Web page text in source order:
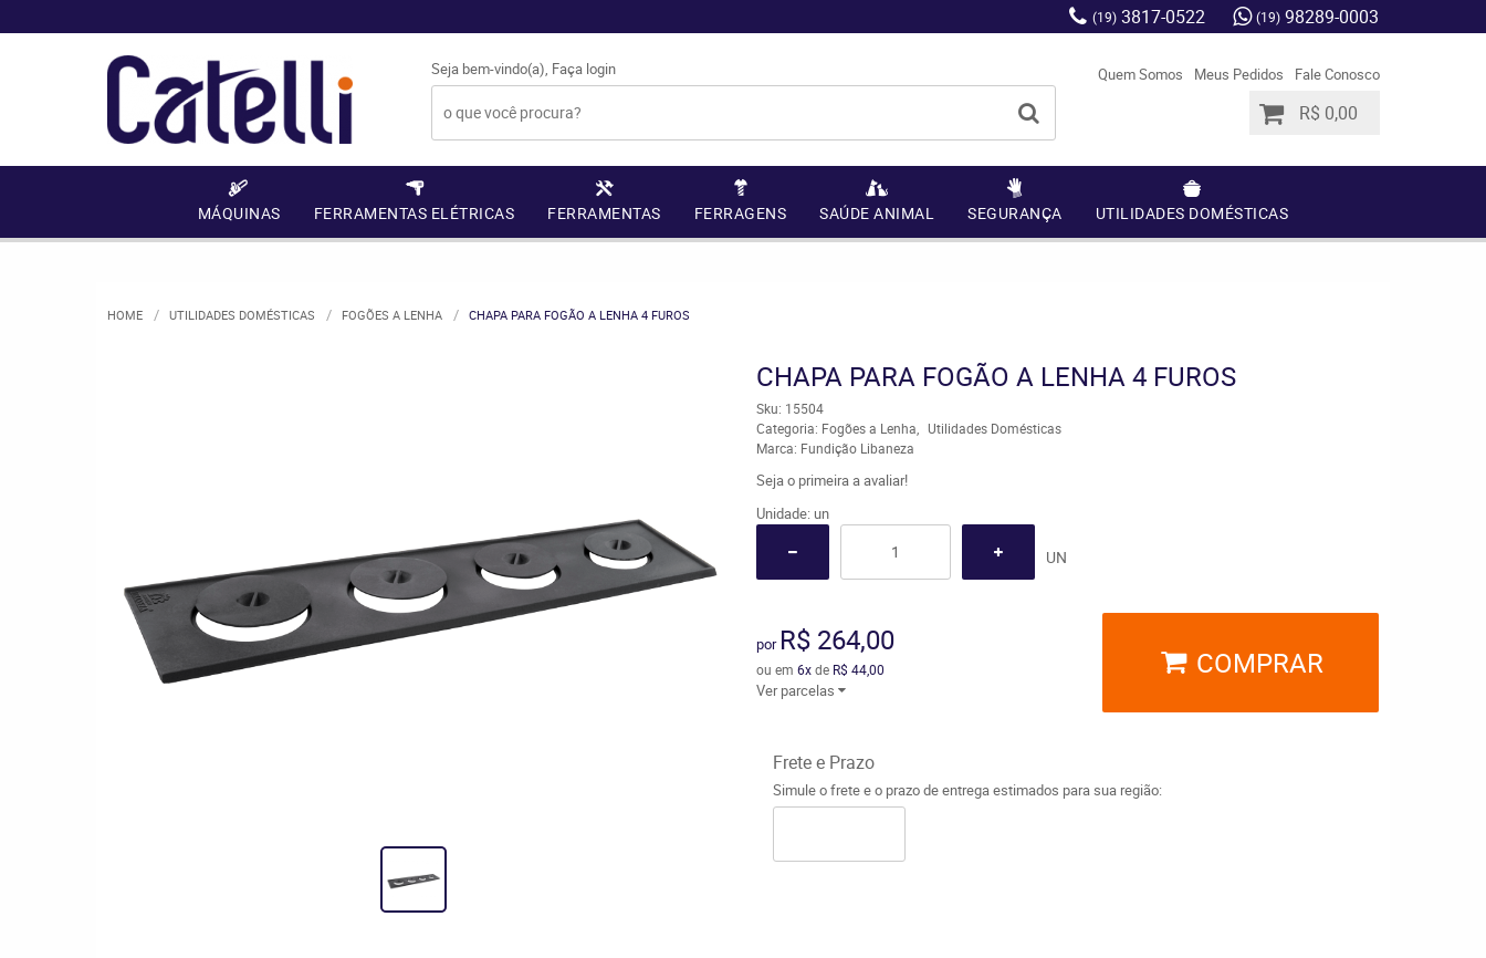
(19) 3817-0522 (19) 98289-0003
Seja bem-vindo(a), Faça login Quem Somos Meus Pedidos Fale Conosco
R$ 0,00
MÁQUINAS FERRAMENTAS ELÉTRICAS FERRAMENTAS FERRAGENS SAÚDE ANIMAL SEGURANÇA UTILIDADES DOMÉSTICAS
HOME UTILIDADES DOMÉSTICAS FOGÕES A LENHA CHAPA PARA FOGÃO A LENHA 4 FUROS
CHAPA PARA FOGÃO A LENHA 4 FUROS
Sku: 15504
Categoria: Fogões a Lenha
Utilidades Domésticas
Marca: Fundição Libaneza
Seja o primeira a avaliar!
Unidade: un
UN
por R$ 264,00
ou em 6xde R$ 44,00
Ver parcelas
COMPRAR
Frete e Prazo
Simule o frete e o prazo de entrega estimados para sua região: